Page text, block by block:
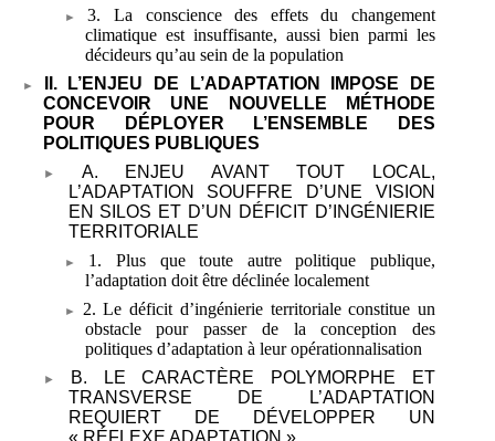
3. La conscience des effets du changement
climatique est insuffisante, aussi bien parmi les
décideurs qu’au sein de la population
II. L’ENJEU DE L’ADAPTATION IMPOSE DE
CONCEVOIR UNE NOUVELLE MÉTHODE
POUR DÉPLOYER L’ENSEMBLE DES
POLITIQUES PUBLIQUES
A. ENJEU AVANT TOUT LOCAL,
L’ADAPTATION SOUFFRE D’UNE VISION
EN SILOS ET D’UN DÉFICIT D’INGÉNIERIE
TERRITORIALE
1. Plus que toute autre politique publique,
l’adaptation doit être déclinée localement
2. Le déficit d’ingénierie territoriale constitue un
obstacle pour passer de la conception des
politiques d’adaptation à leur opérationnalisation
B. LE CARACTÈRE POLYMORPHE ET
TRANSVERSE DE L’ADAPTATION
REQUIERT DE DÉVELOPPER UN
« RÉFLEXE ADAPTATION »